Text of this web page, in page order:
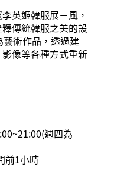
英姬韓服展－風，
傳統韓服之美的設
術作品，透過建
像等各種方式重新
週四為
前1小時